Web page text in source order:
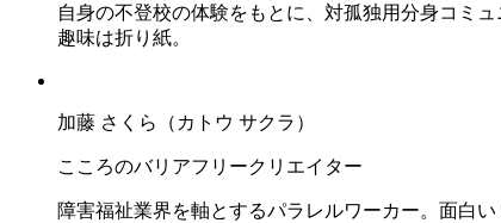
自身の不登校の体験をもとに、対孤独用分身コミ
趣味は折り紙。
加藤 さくら（カトウ サクラ）
こころのバリアフリークリエイター
障害福祉業界を軸とするパラレルワーカー。面白